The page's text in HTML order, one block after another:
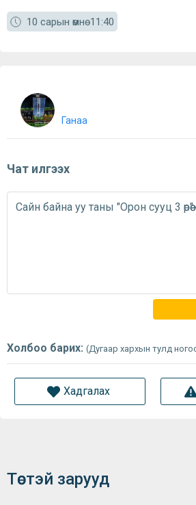
10 сарын өмнө 11:40
Ганаа
Чат илгээх
Холбоо барих: (Дугаар хархын тулд
Хадгалах
Төстэй зарууд